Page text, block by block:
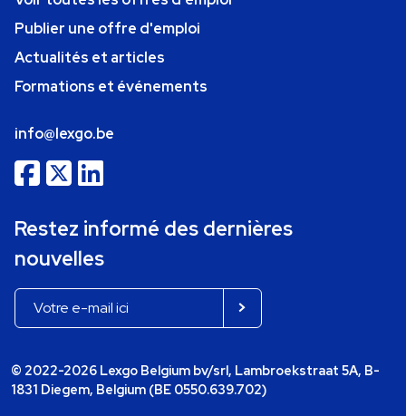
Publier une offre d'emploi
Actualités et articles
Formations et événements
info@lexgo.be
Restez informé des dernières
nouvelles
© 2022-2026 Lexgo Belgium bv/srl, Lambroekstraat 5A, B-
1831 Diegem, Belgium (BE 0550.639.702)